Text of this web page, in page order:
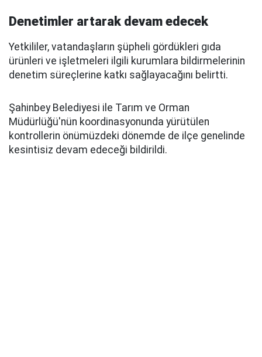
Denetimler artarak devam edecek
Yetkililer, vatandaşların şüpheli gördükleri gıda
ürünleri ve işletmeleri ilgili kurumlara bildirmelerinin
denetim süreçlerine katkı sağlayacağını belirtti.
Şahinbey Belediyesi ile Tarım ve Orman
Müdürlüğü'nün koordinasyonunda yürütülen
kontrollerin önümüzdeki dönemde de ilçe genelinde
kesintisiz devam edeceği bildirildi.